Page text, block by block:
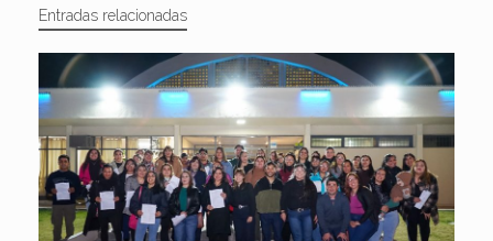
Entradas relacionadas